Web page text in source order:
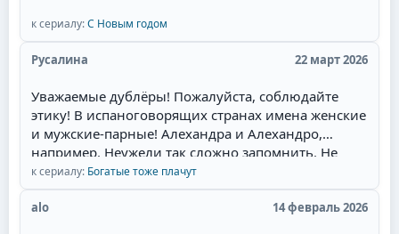
которые мечтала увидеть на экране. Привлек сам
образ главного героя - пират.Отдельный респект
за отсутствие моего "любимейшего" сюжетного
ложится с ним, и героиня это видит. Потом
злодейка объявляет о беременности, и герой, как
честный человек, женится. Причём он может
противиться, но героиня сама его отпускает к
другой, мол, ты должен, там ребёнок. При этом
она часто сама беременна. И она выходит замуж
за давно влюблённого в неё парня, но в постель
к сериалу:С Новым годом
Русалина 22 март 2026
Уважаемые дублёры! Пожалуйста, соблюдайте
этику! В испаноговорящих странах имена женские
и мужские-парные! Алехандра и Алехандро,
например. Неужели так сложно запомнить. Не
валите всё в одну кучу! Сантьяга - режет ухо!
Мужские имена имеют окончание -о, а женские,
соответственно -а.
к сериалу: Богатые тоже плачут
alo 14 февраль 2026